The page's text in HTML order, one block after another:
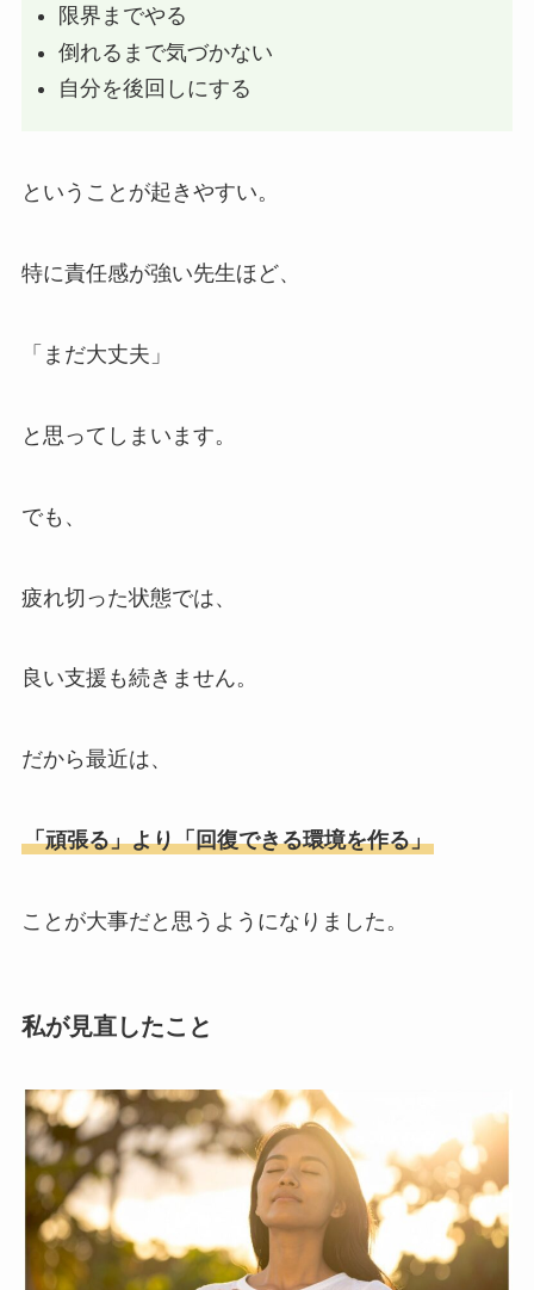
限界までやる
倒れるまで気づかない
自分を後回しにする
ということが起きやすい。
特に責任感が強い先生ほど、
「まだ大丈夫」
と思ってしまいます。
でも、
疲れ切った状態では、
良い支援も続きません。
だから最近は、
「頑張る」より「回復できる環境を作る」
ことが大事だと思うようになりました。
私が見直したこと